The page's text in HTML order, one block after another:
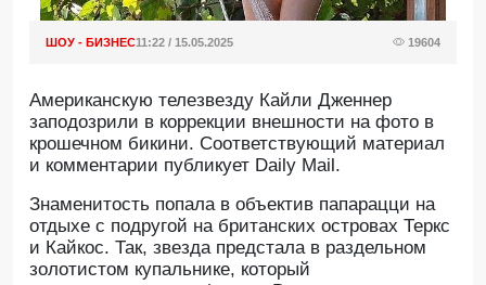
ШОУ - БИЗНЕС11:22 / 15.05.2025 19604
Американскую телезвезду Кайли Дженнер
заподозрили в коррекции внешности на фото в
крошечном бикини. Соответствующий материал
и комментарии публикует Daily Mail.
Знаменитость попала в объектив папарацци на
отдыхе с подругой на британских островах Теркс
и Кайкос. Так, звезда предстала в раздельном
золотистом купальнике, который